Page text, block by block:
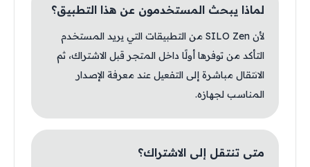
لماذا يبحث المستخدمون عن هذا التطبيق؟
لأن SILO Zen من التطبيقات التي يريد المستخدم
التأكد من توفرها أولًا داخل المتجر قبل الاشتراك، ثم
الانتقال مباشرة إلى التفعيل عند معرفة الإصدار
المناسب لجهازه.
متى تنتقل إلى الاشتراك؟